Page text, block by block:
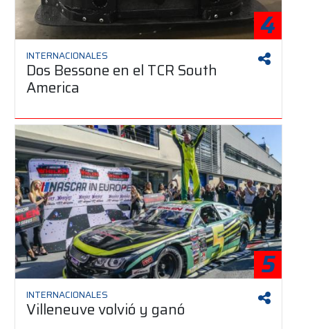
4
INTERNACIONALES
Dos Bessone en el TCR South
America
5
INTERNACIONALES
Villeneuve volvió y ganó